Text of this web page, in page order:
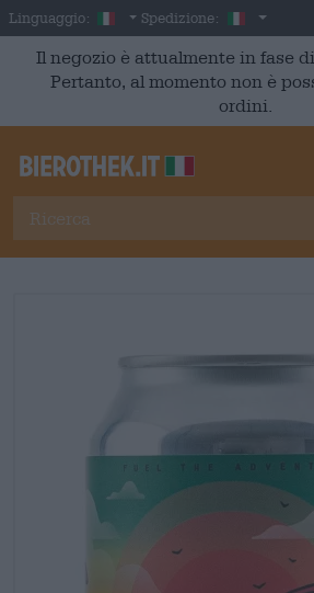
Skip to main content
Linguaggio: Italian
Spedizione: Italia
Il negozio è attualmente in fase
Pertanto, al momento non è
ordini.